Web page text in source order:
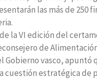
las más de 250
la VI edición del
de
Gobierno vasco, apuntó
cuestión estratégica de